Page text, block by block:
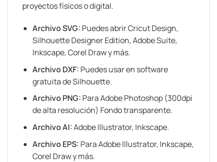
proyectos físicos o digital.
Archivo SVG: Puedes abrir Cricut Design,
Silhouette Designer Edition, Adobe Suite,
Inkscape, Corel Draw y más.
Archivo DXF: Puedes usar en software
gratuita de Silhouette.
Archivo PNG: Para Adobe Photoshop (300dpi
de alta resolución) Fondo transparente.
Archivo AI:Adobe Illustrator, Inkscape.
Archivo EPS: Para Adobe Illustrator, Inkscape,
Corel Draw y más.